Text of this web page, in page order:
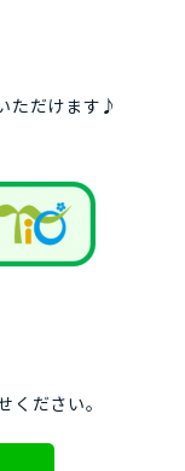
ただけます♪
ださい。